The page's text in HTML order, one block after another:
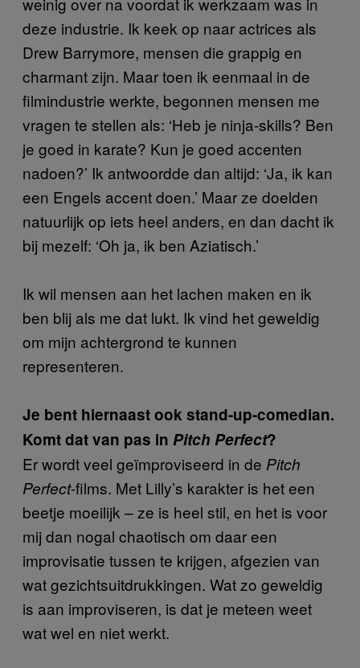
deze industrie. Ik keek op naar actrices als
Drew Barrymore, mensen die grappig en
charmant zijn. Maar toen ik eenmaal in de
filmindustrie werkte, begonnen mensen me
vragen te stellen als: ‘Heb je ninja-skills? Ben
je goed in karate? Kun je goed accenten
nadoen?’ Ik antwoordde dan altijd: ‘Ja, ik kan
een Engels accent doen.’ Maar ze doelden
natuurlijk op iets heel anders, en dan dacht ik
bij mezelf: ‘Oh ja, ik ben Aziatisch.’
Ik wil mensen aan het lachen maken en ik
ben blij als me dat lukt. Ik vind het geweldig
om mijn achtergrond te kunnen
representeren.
Je bent hiernaast ook stand-up-comedian.
Komt dat van pas in Pitch Perfect?
Er wordt veel geïmproviseerd in de Pitch
Perfect-films. Met Lilly’s karakter is het een
beetje moeilijk – ze is heel stil, en het is voor
mij dan nogal chaotisch om daar een
improvisatie tussen te krijgen, afgezien van
wat gezichtsuitdrukkingen. Wat zo geweldig
is aan improviseren, is dat je meteen weet
wat wel en niet werkt.